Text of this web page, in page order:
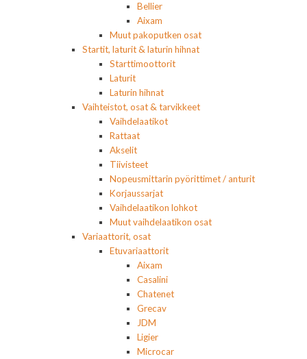
Bellier
Aixam
Muut pakoputken osat
Startit, laturit & laturin hihnat
Starttimoottorit
Laturit
Laturin hihnat
Vaihteistot, osat & tarvikkeet
Vaihdelaatikot
Rattaat
Akselit
Tiivisteet
Nopeusmittarin pyörittimet / anturit
Korjaussarjat
Vaihdelaatikon lohkot
Muut vaihdelaatikon osat
Variaattorit, osat
Etuvariaattorit
Aixam
Casalini
Chatenet
Grecav
JDM
Ligier
Microcar